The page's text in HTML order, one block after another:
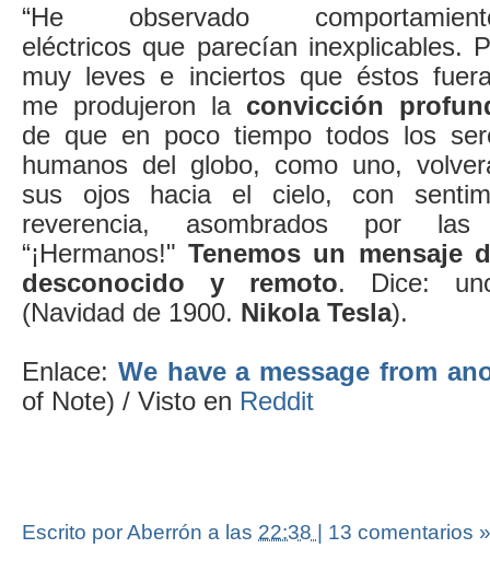
“He observado
eléctricos que parecían inexplicables.
muy leves e inciertos que éstos
me produjeron la convicción
de que en poco tiempo todos los
humanos del globo, como uno,
sus ojos hacia el cielo, con
reverencia, asombrados por las
“¡Hermanos!"Tenemos un mensaje
desconocido y remoto. Dice:
(Navidad de 1900. Nikola Tesla).
Enlace: We have a message from
of Note) / Visto en Reddit
Escrito por Aberrón a las 22:38 | 13 comentarios »